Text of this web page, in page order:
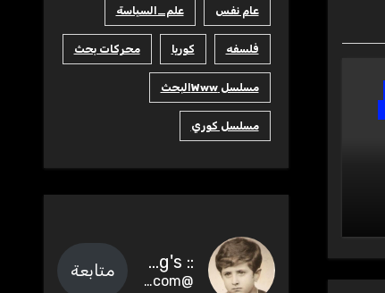
عام نفس علم_السياسة
فلسفه كوريا محركات بحث
مسلسل Wwwالبحث
مسلسل كوري
:: Ahmad Bakdash Blog's ::
@abakdash.com@abakdash.com
متابعة